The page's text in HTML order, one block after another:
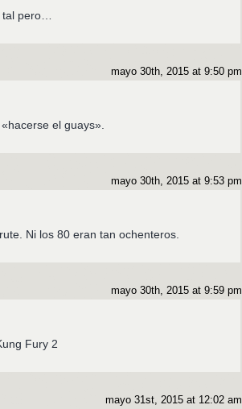
pero…
mayo 30th, 2015 at 9:50 pm
el guays».
mayo 30th, 2015 at 9:53 pm
Ni los 80 eran tan ochenteros.
mayo 30th, 2015 at 9:59 pm
Fury 2
mayo 31st, 2015 at 12:02 am